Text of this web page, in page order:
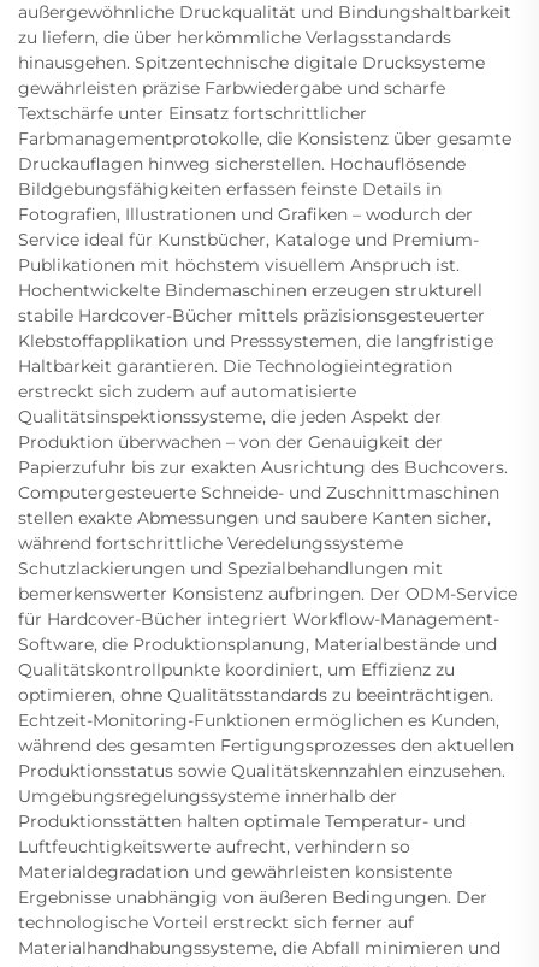
außergewöhnliche Druckqualität und Bindungshaltbarkeit
zu liefern, die über herkömmliche Verlagsstandards
hinausgehen. Spitzentechnische digitale Drucksysteme
gewährleisten präzise Farbwiedergabe und scharfe
Textschärfe unter Einsatz fortschrittlicher
Farbmanagementprotokolle, die Konsistenz über gesamte
Druckauflagen hinweg sicherstellen. Hochauflösende
Bildgebungsfähigkeiten erfassen feinste Details in
Fotografien, Illustrationen und Grafiken – wodurch der
Service ideal für Kunstbücher, Kataloge und Premium-
Publikationen mit höchstem visuellem Anspruch ist.
Hochentwickelte Bindemaschinen erzeugen strukturell
stabile Hardcover-Bücher mittels präzisionsgesteuerter
Klebstoffapplikation und Presssystemen, die langfristige
Haltbarkeit garantieren. Die Technologieintegration
erstreckt sich zudem auf automatisierte
Qualitätsinspektionssysteme, die jeden Aspekt der
Produktion überwachen – von der Genauigkeit der
Papierzufuhr bis zur exakten Ausrichtung des Buchcovers.
Computergesteuerte Schneide- und Zuschnittmaschinen
stellen exakte Abmessungen und saubere Kanten sicher,
während fortschrittliche Veredelungssysteme
Schutzlackierungen und Spezialbehandlungen mit
bemerkenswerter Konsistenz aufbringen. Der ODM-Service
für Hardcover-Bücher integriert Workflow-Management-
Software, die Produktionsplanung, Materialbestände und
Qualitätskontrollpunkte koordiniert, um Effizienz zu
optimieren, ohne Qualitätsstandards zu beeinträchtigen.
Echtzeit-Monitoring-Funktionen ermöglichen es Kunden,
während des gesamten Fertigungsprozesses den aktuellen
Produktionsstatus sowie Qualitätskennzahlen einzusehen.
Umgebungsregelungssysteme innerhalb der
Produktionsstätten halten optimale Temperatur- und
Luftfeuchtigkeitswerte aufrecht, verhindern so
Materialdegradation und gewährleisten konsistente
Ergebnisse unabhängig von äußeren Bedingungen. Der
technologische Vorteil erstreckt sich ferner auf
Materialhandhabungssysteme, die Abfall minimieren und